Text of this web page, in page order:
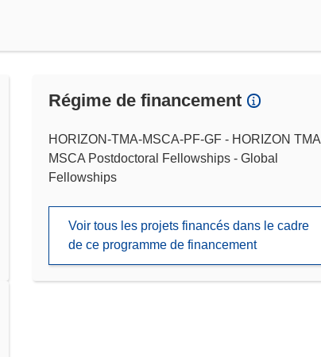
Régime de financement
HORIZON-TMA-MSCA-PF-GF - HORIZON TMA
MSCA Postdoctoral Fellowships - Global
Fellowships
Voir tous les projets financés dans le cadre
de ce programme de financement